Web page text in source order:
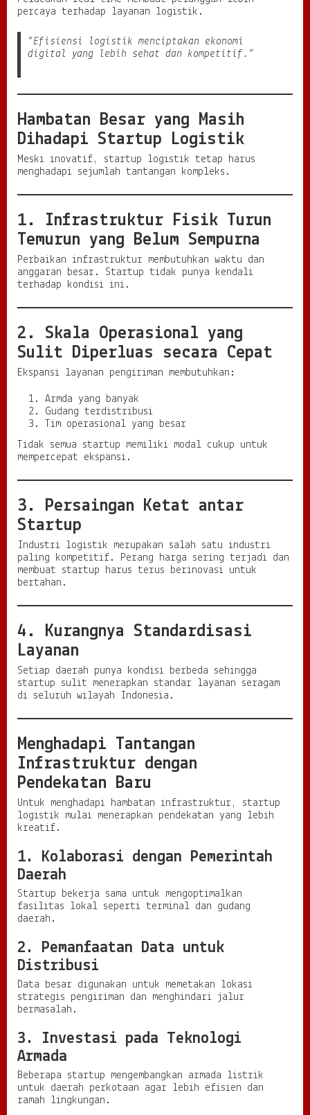
percaya terhadap layanan logistik.
“Efisiensi logistik menciptakan ekonomi
digital yang lebih sehat dan kompetitif.”
Hambatan Besar yang Masih
Dihadapi Startup Logistik
Meski inovatif, startup logistik tetap harus
menghadapi sejumlah tantangan kompleks.
1. Infrastruktur Fisik Turun
Temurun yang Belum Sempurna
Perbaikan infrastruktur membutuhkan waktu dan
anggaran besar. Startup tidak punya kendali
terhadap kondisi ini.
2. Skala Operasional yang
Sulit Diperluas secara Cepat
Ekspansi layanan pengiriman membutuhkan:
Armda yang banyak
Gudang terdistribusi
Tim operasional yang besar
Tidak semua startup memiliki modal cukup untuk
mempercepat ekspansi.
3. Persaingan Ketat antar
Startup
Industri logistik merupakan salah satu industri
paling kompetitif. Perang harga sering terjadi dan
membuat startup harus terus berinovasi untuk
bertahan.
4. Kurangnya Standardisasi
Layanan
Setiap daerah punya kondisi berbeda sehingga
startup sulit menerapkan standar layanan seragam
di seluruh wilayah Indonesia.
Menghadapi Tantangan
Infrastruktur dengan
Pendekatan Baru
Untuk menghadapi hambatan infrastruktur, startup
logistik mulai menerapkan pendekatan yang lebih
kreatif.
1. Kolaborasi dengan Pemerintah
Daerah
Startup bekerja sama untuk mengoptimalkan
fasilitas lokal seperti terminal dan gudang
daerah.
2. Pemanfaatan Data untuk
Distribusi
Data besar digunakan untuk memetakan lokasi
strategis pengiriman dan menghindari jalur
bermasalah.
3. Investasi pada Teknologi
Armada
Beberapa startup mengembangkan armada listrik
untuk daerah perkotaan agar lebih efisien dan
ramah lingkungan.